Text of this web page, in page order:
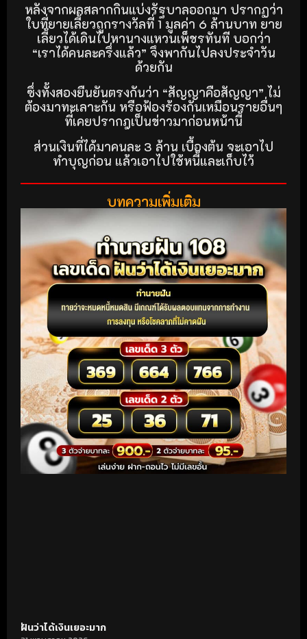
หลังจากผลสลากกินแบ่งรัฐบาลออกมา ปรากฏว่า
ใบที่ยายเลี้ยวถูกรางวัลที่ 1 มูลค่า 6 ล้านบาท ยาย
เลี้ยวได้เดินไปหานางแหวนเพ็ชรทันที บอกว่า
“เราได้คนละครึ่งแล้ว” จึงพากันไปลงประจำวัน
ด้วยกัน
ซึ่งทั้งสองยืนยันตรงกันว่า “สัญญาคือสัญญา” ไม่
ต้องมาทะเลาะกัน หรือฟ้องร้องกันเหมือนรายอื่นๆ
ที่เคยปรากฎเป็นข่าวมาก่อนหน้านี้
ส่วนเงินที่ได้มาคนละ 3 ล้าน เบื้องต้น จะเอาไป
ทำบุญก่อน แล้วเอาไปใช้หนี้และเก็บไว้
บทความเพิ่มเติม
ฝันว่าได้เงินเยอะมาก